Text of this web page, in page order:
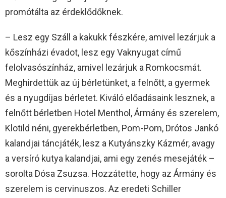
promótálta az érdeklődőknek.
– Lesz egy Száll a kakukk fészkére, amivel lezárjuk a
kőszínházi évadot, lesz egy Vaknyugat című
felolvasószínház, amivel lezárjuk a Romkocsmát.
Meghirdettük az új bérletünket, a felnőtt, a gyermek
és a nyugdíjas bérletet. Kiváló előadásaink lesznek, a
felnőtt bérletben Hotel Menthol, Ármány és szerelem,
Klotild néni, gyerekbérletben, Pom-Pom, Drótos Jankó
kalandjai táncjáték, lesz a Kutyánszky Kázmér, avagy
a versíró kutya kalandjai, ami egy zenés mesejáték –
sorolta Dósa Zsuzsa. Hozzátette, hogy az Ármány és
szerelem is cervinuszos. Az eredeti Schiller